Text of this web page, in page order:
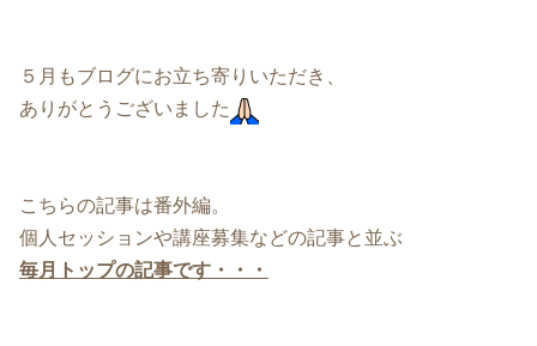
５月もブログにお立ち寄りいただき、
ありがとうございました
こちらの記事は番外編。
個人セッションや講座募集などの記事と並ぶ
毎月トップの記事です・・・